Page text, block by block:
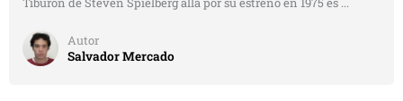
Autor
Salvador Mercado